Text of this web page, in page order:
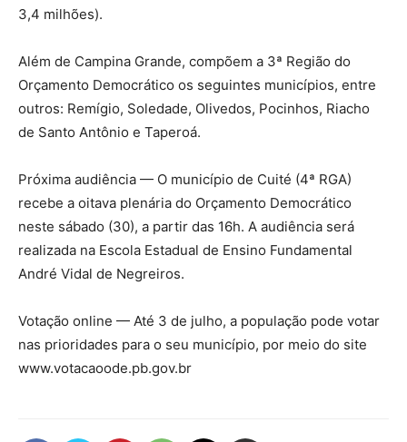
3,4 milhões).
Além de Campina Grande, compõem a 3ª Região do
Orçamento Democrático os seguintes municípios, entre
outros: Remígio, Soledade, Olivedos, Pocinhos, Riacho
de Santo Antônio e Taperoá.
Próxima audiência — O município de Cuité (4ª RGA)
recebe a oitava plenária do Orçamento Democrático
neste sábado (30), a partir das 16h. A audiência será
realizada na Escola Estadual de Ensino Fundamental
André Vidal de Negreiros.
Votação online — Até 3 de julho, a população pode votar
nas prioridades para o seu município, por meio do site
www.votacaoode.pb.gov.br